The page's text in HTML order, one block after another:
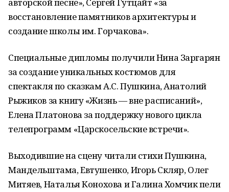
восстановление памятников архитектуры и
создание школы им. Горчакова».
Специальные дипломы получили Нина Заргарян
за создание уникальных костюмов для
спектакля по сказкам А.С. Пушкина, Анатолий
Рыжиков за книгу «Жизнь — вне расписаний»,
Елена Платонова за поддержку нового цикла
телепрограмм «Царскосельские встречи».
Выходившие на сцену читали стихи Пушкина,
Мандельштама, Евтушенко, Игорь Скляр, Олег
Митяев, Наталья Конохова и Галина Хомчик пели